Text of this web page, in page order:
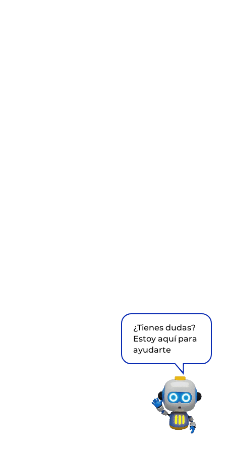
¿Tienes dudas?
Estoy aquí para
ayudarte